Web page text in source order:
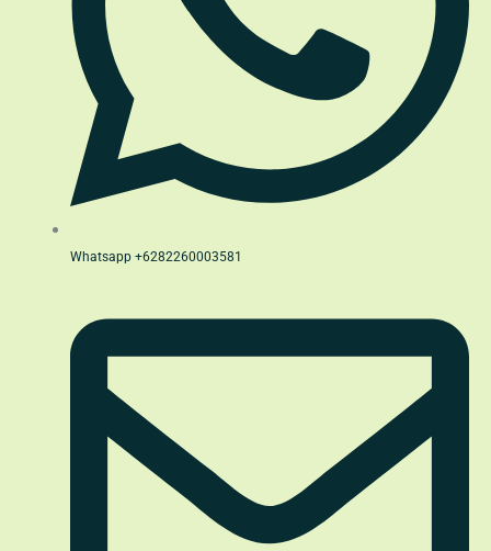
Whatsapp +6282260003581